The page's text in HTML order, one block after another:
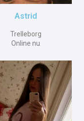
Astrid
Trelleborg
Online nu